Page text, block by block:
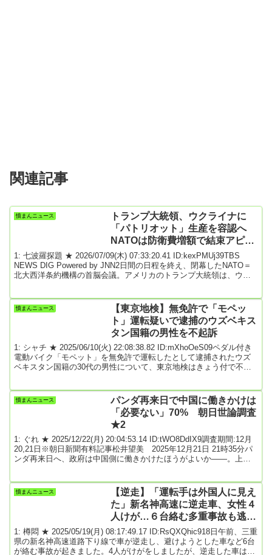
関連記事
憤まんニュース
トランプ大統領、ウクライナに
「パトリオット」生産を容認へ
NATOは防衛費増額で結束アピー
ル
1: 七波羅探題 ★ 2026/07/09(木) 07:33:20.41 ID:kexPMUj39TBS
NEWS DIG Powered by JNN2日間の日程を終え、閉幕したNATO＝
北大西洋条約機構の首脳会議。アメリカのトランプ大統領は、ウク
トランプ大統領「彼ら（ウクライナ）に『パトリオット』を作る権
利を与える。その作り方を、私たちは彼らに教えるつもりだ」ゼレ
憤まんニュース
【東京地検】無免許で「モペッ
ト」運転疑いで逮捕のウズベキス
タン国籍の男性を不起訴
1: シャチ ★ 2025/06/10(火) 22:08:38.82 ID:mXhoOeS09ペダル付き
電動バイク「モペット」を無免許で運転したとして逮捕されたウズ
ベキスタン国籍の30代の男性について、東京地検はきょう付で不起
3: 名無しどんぶらこ 2025/06/10(火) 22:09:17.61 ID:Jz9SGiZc0さす
が俺たちの...
憤まんニュース
パンダ再来日で中国に働きかけは
「必要ない」70% 朝日世論調査
★2
1: ぐれ ★ 2025/12/22(月) 20:04:53.14 ID:tWO8DdIX9調査期間:12月
20,21日※朝日新聞有料記事松井望美 2025年12月21日 21時35分パ
ンダ再来日へ、政府は中国側に働きかけたほうがよいか――。上野
した全国世論調査（電話）でそう尋ねたところ、「その必要はな
い」が70%にのぼった。「働きかけたほうがよい」は26%だった。
憤まんニュース
【逆走】「運転手は外国人に見え
た」新名神高速に逆走車、女性４
人けが…６台絡む多重事故も逃走
中
1: 樽悶 ★ 2025/05/19(月) 08:17:49.17 ID:RsQXQhic918日午前、三重
県の新名神高速道路下り線で車が逆走し、避けようとした車など6台
が絡む事故が起きました。4人がけがをしましたが、逆走した車は現